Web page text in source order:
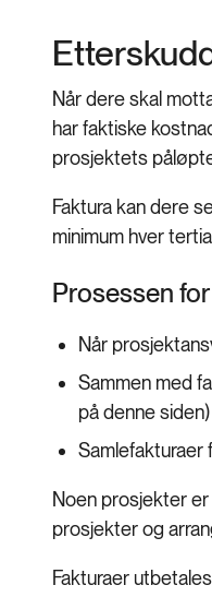
Når dere skal
har faktiske
prosjektets
Faktura kan dere
minimum hver
Prosessen
Når
Sammen med
på denne
Samlefakturaer
Noen prosjekter
prosjekter og
Fakturaer